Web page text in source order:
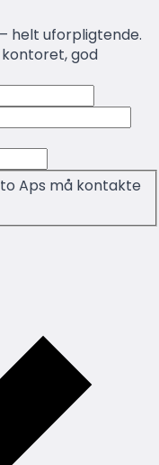
helt uforpligtende.
god
Aps må kontakte